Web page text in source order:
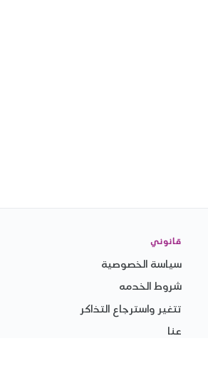
قانوني
سياسة الخصوصية
شروط الخدمه
تتغير واسترجاع التذاكر
عنا